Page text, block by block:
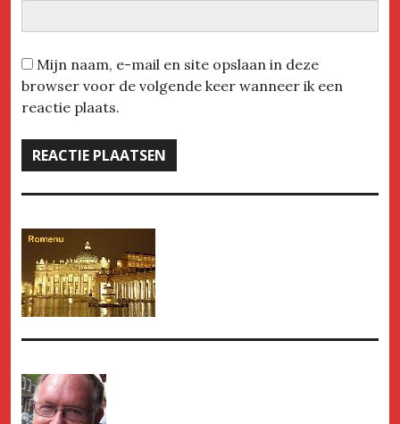
Mijn naam, e-mail en site opslaan in deze
browser voor de volgende keer wanneer ik een
reactie plaats.